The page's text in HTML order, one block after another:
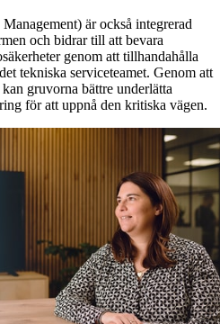
är också integrerad
och bidrar till att bevara
genom att tillhandahålla
tekniska serviceteamet. Genom att
gruvorna bättre underlätta
för att uppnå den kritiska vägen.